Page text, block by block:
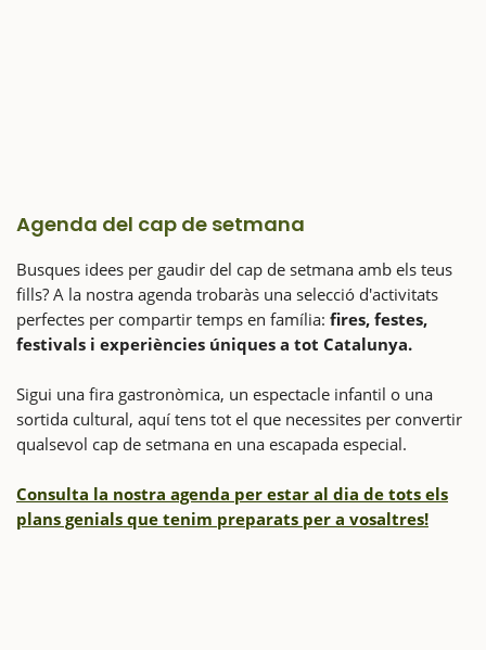
Agenda del cap de setmana
Busques idees per gaudir del cap de setmana amb els teus
fills? A la nostra agenda trobaràs una selecció d'activitats
perfectes per compartir temps en família: fires, festes,
festivals i experiències úniques a tot Catalunya.
Sigui una fira gastronòmica, un espectacle infantil o una
sortida cultural, aquí tens tot el que necessites per convertir
qualsevol cap de setmana en una escapada especial.
Consulta la nostra agenda per estar al dia de tots els
plans genials que tenim preparats per a vosaltres!